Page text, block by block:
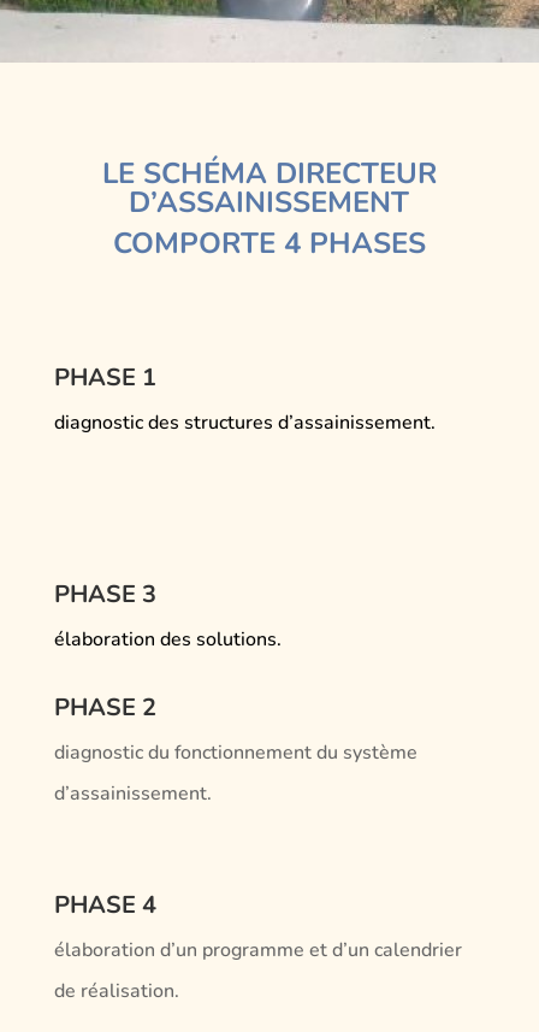
LE SCHÉMA DIRECTEUR
D’ASSAINISSEMENT
COMPORTE 4 PHASES
PHASE 1
diagnostic des structures d’assainissement.
PHASE 3
élaboration des solutions.
PHASE 2
diagnostic du fonctionnement du système
d’assainissement.
PHASE 4
élaboration d’un programme et d’un calendrier
de réalisation.